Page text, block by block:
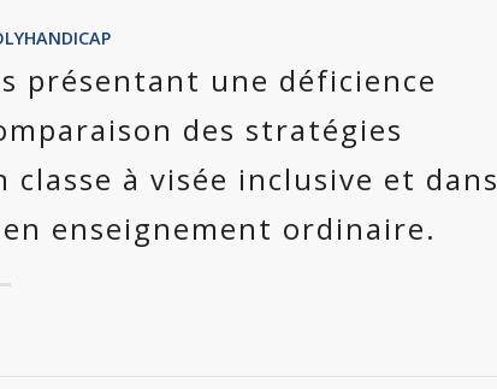
présentant une déficience
des stratégies
à visée inclusive et dans
enseignement ordinaire.